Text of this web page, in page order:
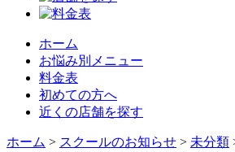
ホーム
お悩み別メニュー
料金表
初めての方へ
近くの店舗を探す
ホーム > スクールのお知らせ > 未分類